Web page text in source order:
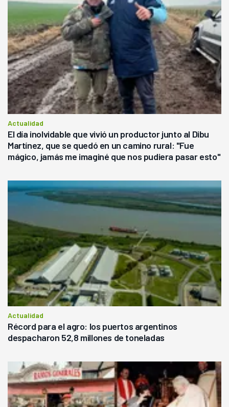
Actualidad
El día inolvidable que vivió un productor junto al Dibu
Martínez, que se quedó en un camino rural: "Fue
mágico, jamás me imaginé que nos pudiera pasar esto"
Actualidad
Récord para el agro: los puertos argentinos
despacharon 52,8 millones de toneladas